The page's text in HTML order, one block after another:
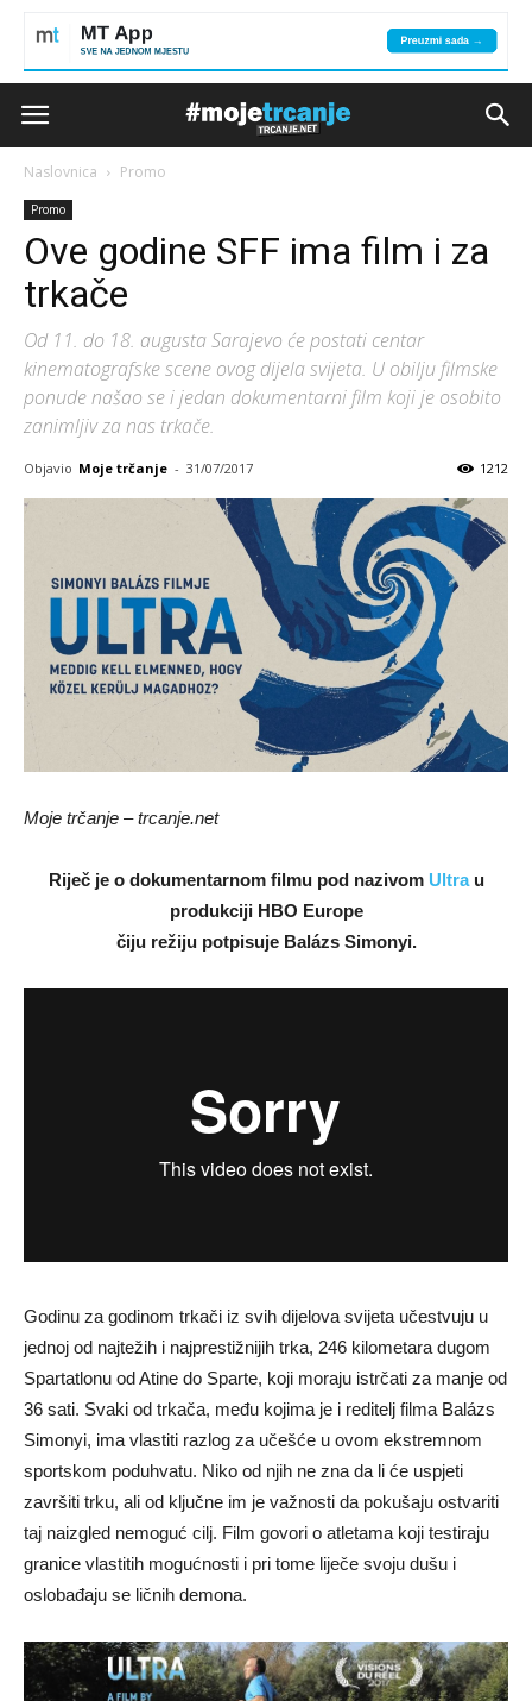
Naslovnica Promo
Promo
Ove godine SFF ima film i za
trkače
Od 11. do 18. augusta Sarajevo će postati centar
kinematografske scene ovog dijela svijeta. U obilju filmske
ponude našao se i jedan dokumentarni film koji je osobito
zanimljiv za nas trkače.
Objavio Moje trčanje - 31/07/2017 1212
Moje trčanje – trcanje.net
Riječ je o dokumentarnom filmu pod nazivom Ultrau
produkciji HBO Europe
čiju režiju potpisuje Balázs Simonyi.
Godinu za godinom trkači iz svih dijelova svijeta učestvuju u
jednoj od najtežih i najprestižnijih trka, 246 kilometara dugom
Spartatlonu od Atine do Sparte, koji moraju istrčati za manje od
36 sati. Svaki od trkača, među kojima je i reditelj filma Balázs
Simonyi, ima vlastiti razlog za učešće u ovom ekstremnom
sportskom poduhvatu. Niko od njih ne zna da li će uspjeti
završiti trku, ali od ključne im je važnosti da pokušaju ostvariti
taj naizgled nemoguć cilj. Film govori o atletama koji testiraju
granice vlastitih mogućnosti i pri tome liječe svoju dušu i
oslobađaju se ličnih demona.